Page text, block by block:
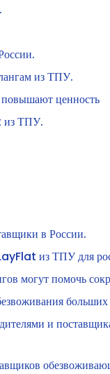
из ТПУ.
ценность
из ТПУ.
в России.
из ТПУ для
могут помочь
и